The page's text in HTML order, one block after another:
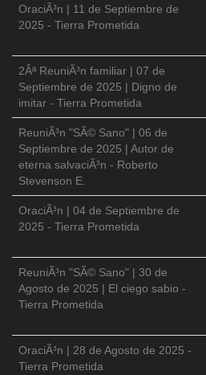
OraciÃ³n | 11 de Septiembre de
2025 - Tierra Prometida
2Âª ReuniÃ³n familiar | 07 de
Septiembre de 2025 | Digno de
imitar - Tierra Prometida
ReuniÃ³n "SÃ© Sano" | 06 de
Septiembre de 2025 | Autor de
eterna salvaciÃ³n - Roberto
Stevenson E.
OraciÃ³n | 04 de Septiembre de
2025 - Tierra Prometida
ReuniÃ³n "SÃ© Sano" | 30 de
Agosto de 2025 | El ciego sabio -
Tierra Prometida
OraciÃ³n | 28 de Agosto de 2025 -
Tierra Prometida